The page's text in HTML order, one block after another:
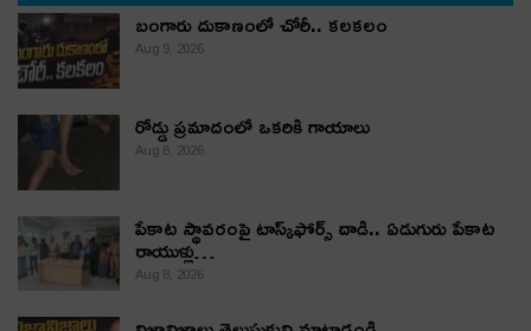
బంగారు దుకాణంలో చోరీ.. కలకలం
Aug 9, 2026
రోడ్డు ప్రమాదంలో ఒకరికి గాయాలు
Aug 8, 2026
పేకాట స్థావరంపై టాస్క్‌ఫోర్స్ దాడి.. ఏడుగురు పేకాట
రాయుళ్లు…
Aug 8, 2026